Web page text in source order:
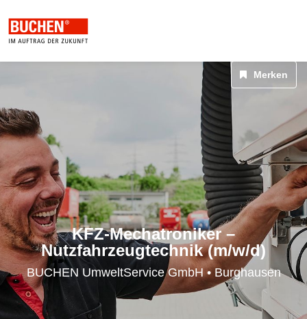
Mechanik, Technik & Elektronik
KFZ-Mechatroniker –
Nutzfahrzeugtechnik (m/w/d)
BUCHEN UmweltService GmbH • Burghausen
Merken